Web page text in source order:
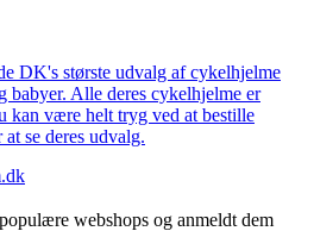
DK's største udvalg af cykelhjelme
Alle deres cykelhjelme er
kan være helt tryg ved at bestille
se deres udvalg.
webshops og anmeldt dem